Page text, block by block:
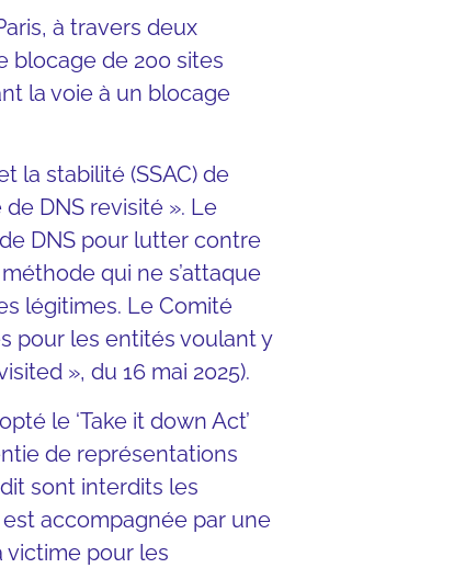
à travers deux
blocage de 200 sites
la voie à un blocage
la stabilité (SSAC) de
DNS revisité ». Le
DNS pour lutter contre
qui ne s’attaque
légitimes. Le Comité
pour les entités voulant y
», du 16 mai 2025).
le ‘Take it down Act’
de représentations
sont interdits les
accompagnée par une
victime pour les